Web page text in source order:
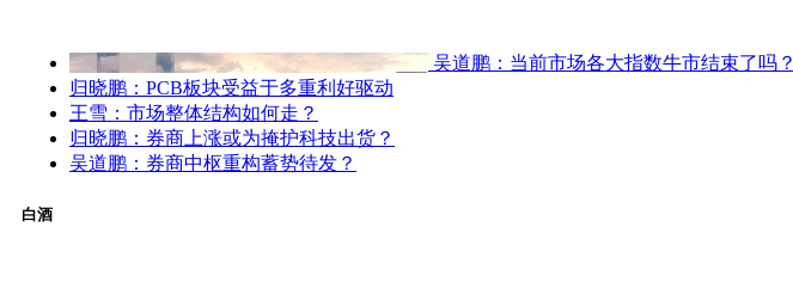
吴道鹏：当前市场各大指数牛市结束了吗？
归晓鹏：PCB板块受益于多重利好驱动
王雪：市场整体结构如何走？
归晓鹏：券商上涨或为掩护科技出货？
吴道鹏：券商中枢重构蓄势待发？
白酒